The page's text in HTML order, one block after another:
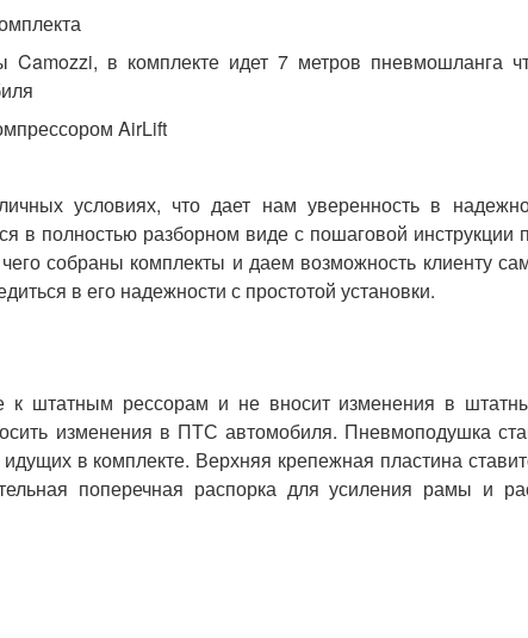
в комплекте идет 7 метров пневмошланга
AirLift
условиях, что дает нам уверенность в
в полностью разборном виде с пошаговой инструкции
собраны комплекты и даем возможность клиенту
в его надежности с простотой установки.
к штатным рессорам и не вносит изменения в
изменения в ПТС автомобиля. Пневмоподушка
в комплекте. Верхняя крепежная пластина
поперечная распорка для усиления рамы и